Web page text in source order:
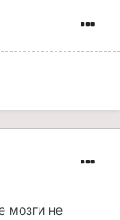
мозги не